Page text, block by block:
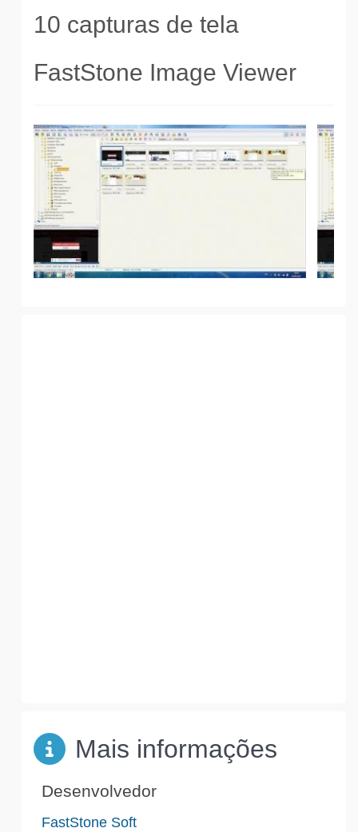
10 capturas de tela
FastStone Image Viewer
Mais informações
Desenvolvedor
FastStone Soft